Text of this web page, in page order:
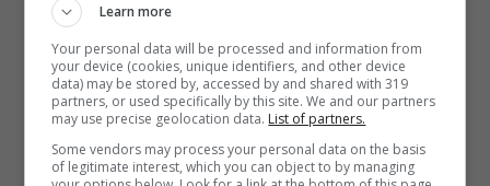
Unghie bianco latte: le Milky Nails sfumate, con glitter,
rosa, oro, argento e non solo – CheDonna.it
Learn more
Your personal data will be processed and information from
your device (cookies, unique identifiers, and other device
data) may be stored by, accessed by and shared with 319
partners, or used specifically by this site. We and our partners
may use precise geolocation data. List of partners.
Some vendors may process your personal data on the basis
of legitimate interest, which you can object to by managing